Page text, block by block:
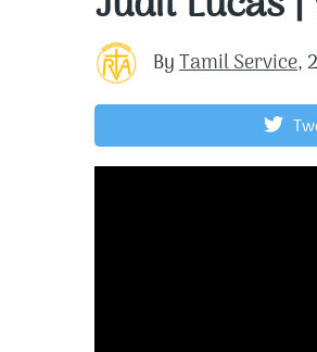
ByTamil Service,